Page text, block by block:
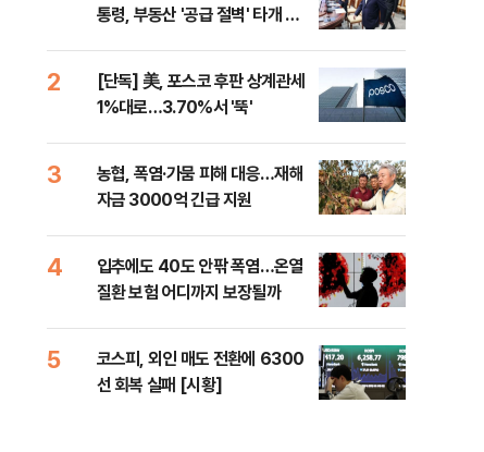
통령, 부동산 '공급 절벽' 타개 총
위해 李 견제 사활 등
2
[단독] 美, 포스코 후판 상계관세
1%대로…3.70%서 '뚝'
3
농협, 폭염·가뭄 피해 대응…재해
자금 3000억 긴급 지원
4
입추에도 40도 안팎 폭염…온열
질환 보험 어디까지 보장될까
5
코스피, 외인 매도 전환에 6300
선 회복 실패 [시황]